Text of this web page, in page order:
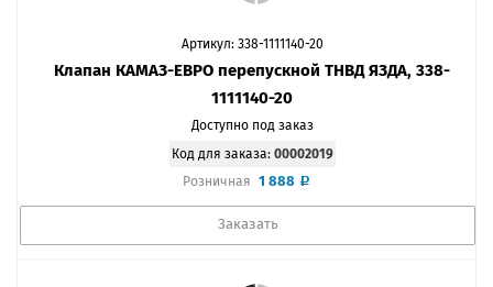
Артикул: 338-1111140-20
Клапан КАМАЗ-ЕВРО перепускной ТНВД ЯЗДА, 338-
1111140-20
Доступно под заказ
Код для заказа: 00002019
Розничная 1 888
Заказать